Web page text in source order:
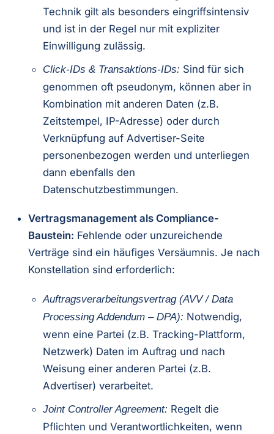
Technik gilt als besonders eingriffsintensiv
und ist in der Regel nur mit expliziter
Einwilligung zulässig.
Click-IDs & Transaktions-IDs: Sind für sich
genommen oft pseudonym, können aber in
Kombination mit anderen Daten (z.B.
Zeitstempel, IP-Adresse) oder durch
Verknüpfung auf Advertiser-Seite
personenbezogen werden und unterliegen
dann ebenfalls den
Datenschutzbestimmungen.
Vertragsmanagement als Compliance-
Baustein: Fehlende oder unzureichende
Verträge sind ein häufiges Versäumnis. Je nach
Konstellation sind erforderlich:
Auftragsverarbeitungsvertrag (AVV / Data
Processing Addendum – DPA): Notwendig,
wenn eine Partei (z.B. Tracking-Plattform,
Netzwerk) Daten im Auftrag und nach
Weisung einer anderen Partei (z.B.
Advertiser) verarbeitet.
Joint Controller Agreement: Regelt die
Pflichten und Verantwortlichkeiten, wenn